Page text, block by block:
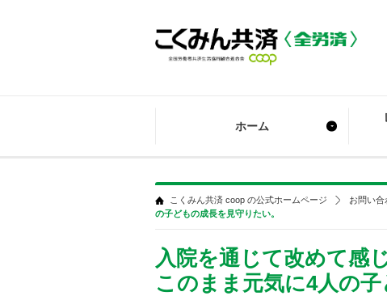
ホーム
こくみん共済 coop の公式ホームページ お問い合
の子どもの成長を見守りたい。
入院を通じて改めて感
このまま元気に4人の子